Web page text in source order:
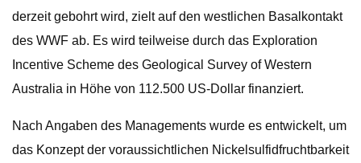
derzeit gebohrt wird, zielt auf den westlichen Basalkontakt
des WWF ab. Es wird teilweise durch das Exploration
Incentive Scheme des Geological Survey of Western
Australia in Höhe von 112.500 US-Dollar finanziert.
Nach Angaben des Managements wurde es entwickelt, um
das Konzept der voraussichtlichen Nickelsulfidfruchtbarkeit